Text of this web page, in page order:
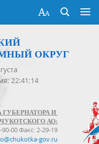
ОКРУГ
22:41:15
И
АО:
90-00 Факс: 2-29-19
gov.ru